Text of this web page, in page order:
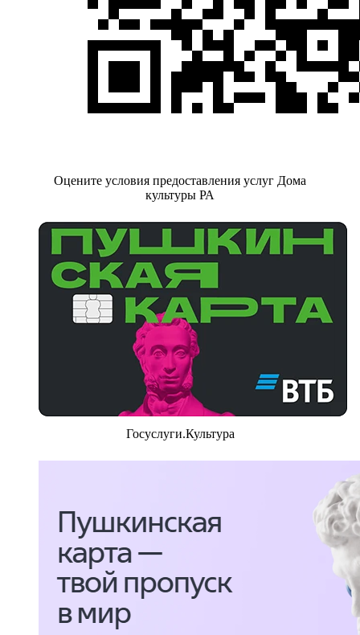
Оцените условия предоставления услуг Дома
культуры РА
Госуслуги.Культура